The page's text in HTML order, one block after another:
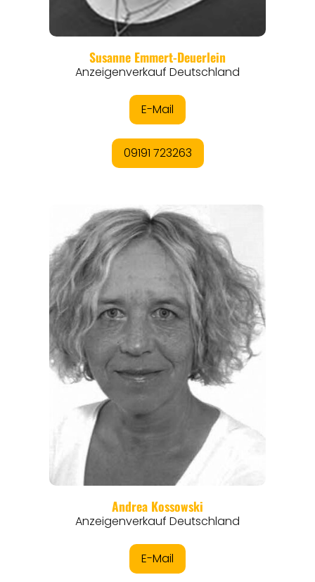
REGIONEN
ORTE
EVENTS
REISEFÜHRER
THEMEN
ANGEBOTE